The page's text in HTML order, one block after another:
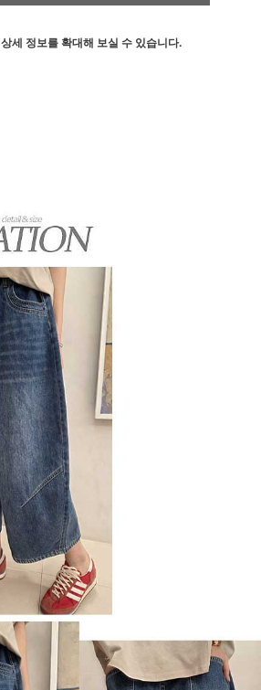
상세 정보를 확대해 보실 수 있습니다.